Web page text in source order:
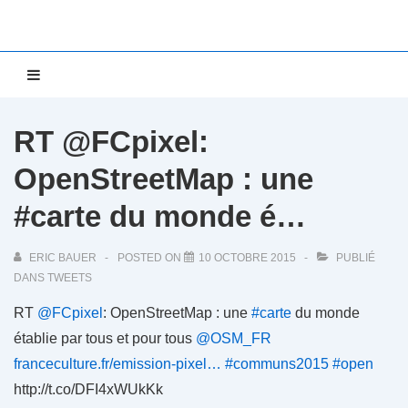
RT @FCpixel:
OpenStreetMap : une
#carte du monde é…
ERIC BAUER POSTED ON 10 OCTOBRE 2015
PUBLIÉ
DANS TWEETS
RT @FCpixel : OpenStreetMap : une #carte du monde
établie par tous et pour tous @OSM_FR
franceculture.fr/emission-pixel… #communs2015 #open
http://t.co/DFI4xWUkKk